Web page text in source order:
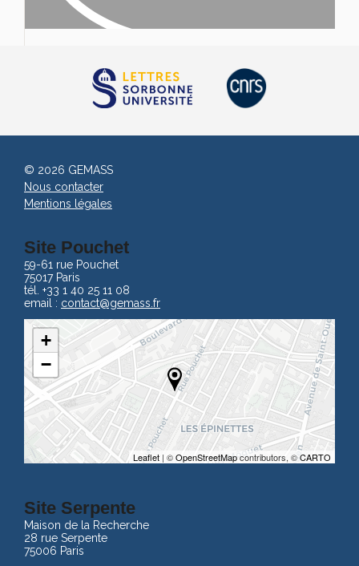
Site Pouchet
59-61 rue Pouchet
75017 Paris
tél. +33 1 40 25 11 08
email : contact@gemass.fr
+
−
Leaflet | ©OpenStreetMapcontributors, ©CARTO
Site Serpente
Maison de la Recherche
28 rue Serpente
75006 Paris
© 2026 GEMASS
Nous contacter
Mentions légales